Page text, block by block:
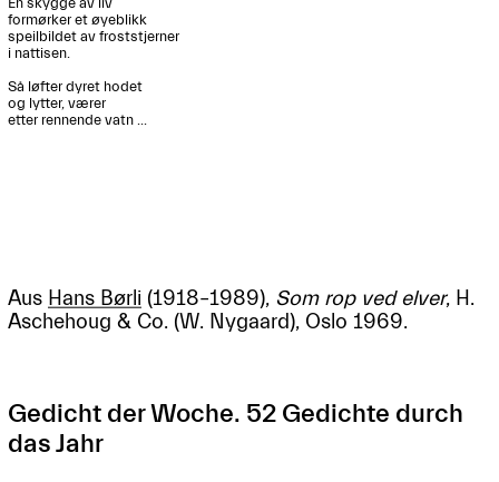
formørker et øyeblikk
speilbildet av froststjerner
i nattisen.
Så løfter dyret hodet
og lytter, værer
etter rennende vatn ...
Aus Hans Børli(1918–1989), Som rop ved elver, H.
Aschehoug & Co. (W. Nygaard), Oslo 1969.
Gedicht der Woche. 52 Gedichte durch
das Jahr